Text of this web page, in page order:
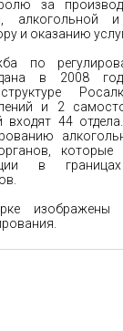
за
алкогольной и
и оказанию
по
в 2008
и 2
входят 44
в границах
изображены